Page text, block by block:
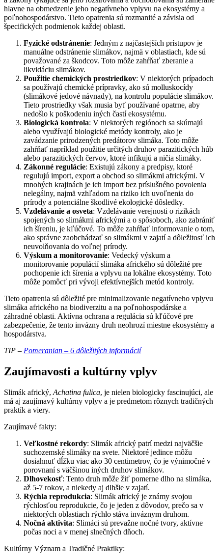
hlavne na obmedzenie jeho negatívneho vplyvu na ekosystémy a
poľnohospodárstvo. Tieto opatrenia sú rozmanité a závisia od
špecifických podmienok každej oblasti.
Fyzické odstránenie: Jedným z najčastejších prístupov je
manuálne odstránenie slimákov, najmä v oblastiach, kde sú
považované za škodcov. Toto môže zahŕňať zberanie a
likvidáciu slimákov.
Použitie chemických prostriedkov: V niektorých prípadoch
sa používajú chemické prípravky, ako sú molluskocídy
(slimákové jedové návnady), na kontrolu populácie slimákov.
Tieto prostriedky však musia byť používané opatrne, aby
nedošlo k poškodeniu iných častí ekosystému.
Biologická kontrola: V niektorých regiónoch sa skúmajú
alebo využívajú biologické metódy kontroly, ako je
zavádzanie prirodzených predátorov slimáka. Toto môže
zahŕňať napríklad použitie určitých druhov parazitických húb
alebo parazitických červov, ktoré infikujú a ničia slimáky.
Zákonné regulácie: Existujú zákony a predpisy, ktoré
regulujú import, export a obchod so slimákmi africkými. V
mnohých krajinách je ich import bez príslušného povolenia
nelegálny, najmä vzhľadom na riziko ich uvoľnenia do
prírody a potenciálne škodlivé ekologické dôsledky.
Vzdelávanie a osveta: Vzdelávanie verejnosti o rizikách
spojených so slimákmi africkými a o spôsoboch, ako zabrániť
ich šíreniu, je kľúčové. To môže zahŕňať informovanie o tom,
ako správne zaobchádzať so slimákmi v zajatí a dôležitosť ich
neuvolňovania do voľnej prírody.
Výskum a monitorovanie: Vedecký výskum a
monitorovanie populácií slimáka afrického sú dôležité pre
pochopenie ich šírenia a vplyvu na lokálne ekosystémy. Toto
môže pomôcť pri vývoji efektívnejších metód kontroly.
Tieto opatrenia sú dôležité pre minimalizovanie negatívneho vplyvu
slimáka afrického na biodiverzitu a na poľnohospodárske a
záhradné oblasti. Aktívna ochrana a regulácia sú kľúčové pre
zabezpečenie, že tento invázny druh neohrozí miestne ekosystémy a
hospodárstva.
TIP – Pomeranian – 6 dôležitých informácií
Zaujímavosti a kultúrny vplyv
Slimák africký, Achatina fulica, je nielen biologicky fascinujúci, ale
má aj zaujímavý kultúrny vplyv a je predmetom rôznych tradičných
praktík a viery.
Zaujímavé fakty:
Veľkostné rekordy: Slimák africký patrí medzi najväčšie
suchozemské slimáky na svete. Niektoré jedince môžu
dosiahnuť dĺžku viac ako 30 centimetrov, čo je výnimočné v
porovnaní s väčšinou iných druhov slimákov.
Dlhovekosť: Tento druh môže žiť pomerne dlho na slimáka,
až 5-7 rokov, a niekedy aj dlhšie v zajatí.
Rýchla reprodukcia: Slimák africký je známy svojou
rýchlosťou reprodukcie, čo je jeden z dôvodov, prečo sa v
niektorých oblastiach rýchlo stáva inváznym druhom.
Nočná aktivita: Slimáci sú prevažne nočné tvory, aktívne
počas noci a v menej slnečných dňoch.
Kultúrny Význam a Tradičné Praktiky: